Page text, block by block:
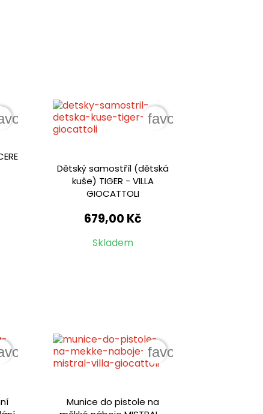
Dětský samostříl (dětská
kuše) TIGER - VILLA
GIOCATTOLI
679,00 Kč
Skladem
favorite_border
Munice do pistole na
favorite_border